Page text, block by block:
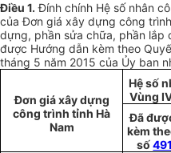
Điều 1. Đính chính Hệ số nhân
của Đơn giá xây dựng công
dựng, phần sửa chữa, phần lắp
được Hướng dẫn kèm theo
tháng 5 năm 2015 của Ủy ban
Đơn giá xây dựng
công trình tỉnh Hà
Nam
Hệ số
Vùng
Đã
kèm
số